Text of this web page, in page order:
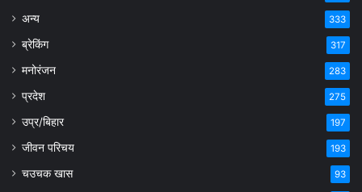
अन्य 333
ब्रेकिंग 317
मनोरंजन 283
प्रदेश 275
उप्र/बिहार 197
जीवन परिचय 193
चउचक खास 93